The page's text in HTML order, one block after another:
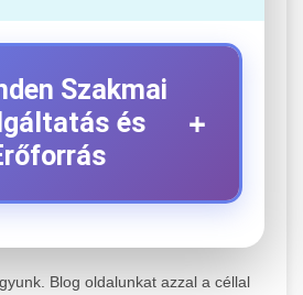
Szakmai
és
+
+
Blog oldalunkat azzal a céllal